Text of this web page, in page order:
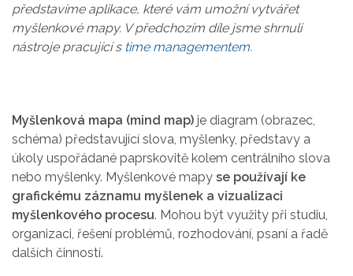
představíme aplikace, které vám umožní vytvářet
myšlenkové mapy. V předchozím díle jsme shrnuli
nástroje pracující s time managementem.
Myšlenková mapa (mind map) je diagram (obrazec,
schéma) představující slova, myšlenky, představy a
úkoly uspořádané paprskovitě kolem centrálního slova
nebo myšlenky. Myšlenkové mapy se používají ke
grafickému záznamu myšlenek a vizualizaci
myšlenkového procesu. Mohou být využity při studiu,
organizaci, řešení problémů, rozhodování, psaní a řadě
dalších činností.